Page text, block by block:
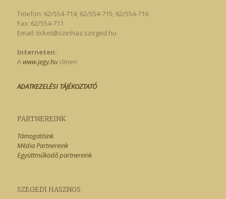
Telefon: 62/554-714; 62/554-715; 62/554-716
Fax: 62/554-711
Email: ticket@szinhaz.szeged.hu
Interneten:
Awww.jegy.hucímen
ADATKEZELÉSI TÁJÉKOZTATÓ
PARTNEREINK
Támogatóink
Média Partnereink
Együttműködő partnereink
SZEGEDI HASZNOS